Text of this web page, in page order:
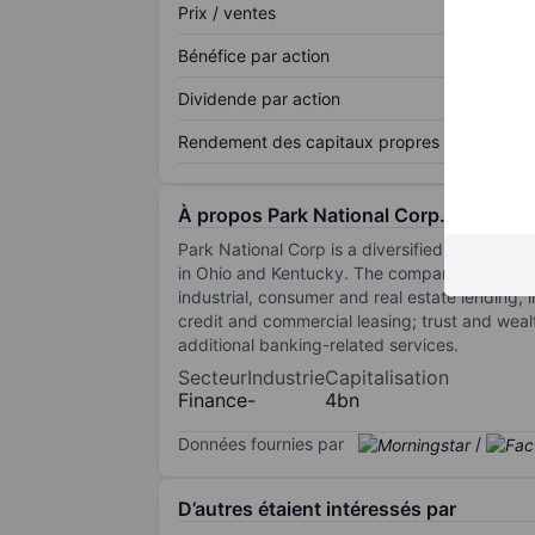
Prix / ventes
Bénéfice par action
Dividende par action
Rendement des capitaux propres
À propos Park National Corp.
Park National Corp is a diversified financial
in Ohio and Kentucky. The company
industrial, consumer and real estate
credit and commercial leasing; trust and
additional banking-related services.
Secteur
Finance
Industrie
-
Capitalisation
4bn
Données fournies par /
D’autres étaient intéressés par